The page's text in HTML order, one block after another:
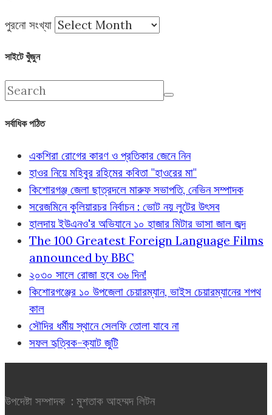
পুরনো সংখ্যা
সাইটে খুঁজুন
সর্বাধিক পঠিত
একশিরা রোগের কারণ ও প্রতিকার জেনে নিন
হাওর নিয়ে মহিবুর রহিমের কবিতা "হাওরের মা"
কিশোরগঞ্জ জেলা ছাত্রদলে মারুফ সভাপতি, নেভিন সম্পাদক
সরেজমিনে কুলিয়ারচর নির্বাচন : ভোট নয় লুটের উৎসব
হালদায় ইউএনও'র অভিযানে ১০ হাজার মিটার ভাসা জাল জব্দ
The 100 Greatest Foreign Language Films
announced by BBC
২০৩০ সালে রোজা হবে ৩৬ দিন!
কিশোরগঞ্জের ১০ উপজেলা চেয়ারম্যান, ভাইস চেয়ারম্যানের শপথ
কাল
সৌদির ধর্মীয় স্থানে সেলফি তোলা যাবে না
সফল হৃত্বিক-ক্যাট জুটি
উপদেষ্টা সম্পাদক : মুশতাক আহম্মদ লিটন